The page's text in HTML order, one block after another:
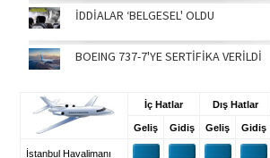
İDDİALAR ‘BELGESEL' OLDU
BOEING 737-7'YE SERTİFİKA VERİLDİ
İç Hatlar Dış Hatlar
Geliş Gidiş Geliş Gidiş
İstanbul Havalimanı